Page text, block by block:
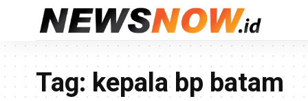
Tag:kepala bp batam